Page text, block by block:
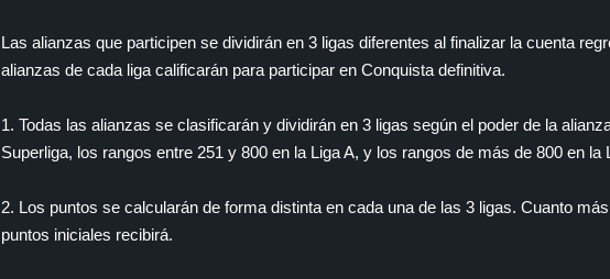
Las alianzas que participen se dividirán en 3 ligas diferentes al finalizar la cuenta
alianzas de cada liga calificarán para participar en Conquista definitiva.
1. Todas las alianzas se clasificarán y dividirán en 3 ligas según el poder de la
Superliga, los rangos entre 251 y 800 en la Liga A, y los rangos de más de 800 en la
2. Los puntos se calcularán de forma distinta en cada una de las 3 ligas. Cuanto
puntos iniciales recibirá.